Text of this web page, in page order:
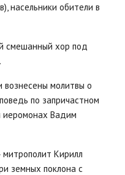
насельники обители в
смешанный хор под
вознесены молитвы о
по запричастном
иеромонах Вадим
Кирилл
земных поклона с